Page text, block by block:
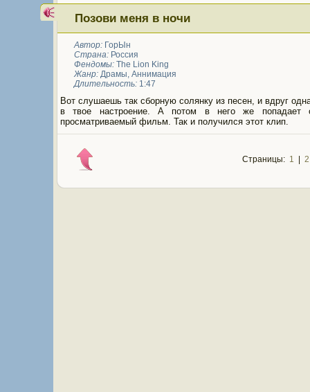
Позови меня в ночи
Автор: ГорЫн
Страна: Россия
Фендомы: The Lion King
Жанр: Драмы, Аннимация
Длительность: 1:47
Вот слушаешь так сборную солянку из песен, и вдруг
в твое настроение. А потом в него же попадает
просматриваемый фильм. Так и получился этот клип.
Страницы: 1 2